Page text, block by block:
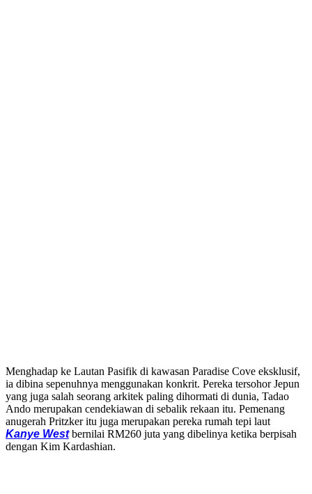
Menghadap ke Lautan Pasifik di kawasan Paradise Cove eksklusif,
ia dibina sepenuhnya menggunakan konkrit. Pereka tersohor Jepun
yang juga salah seorang arkitek paling dihormati di dunia, Tadao
Ando merupakan cendekiawan di sebalik rekaan itu. Pemenang
anugerah Pritzker itu juga merupakan pereka rumah tepi laut
Kanye Westbernilai RM260 juta yang dibelinya ketika berpisah
dengan Kim Kardashian.